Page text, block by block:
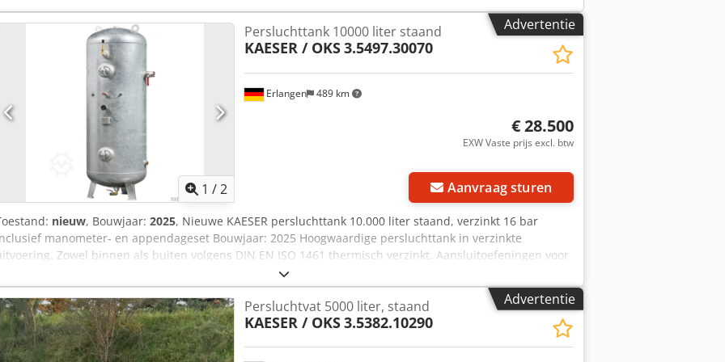
nieuwe machines leasen. Bezoek onze winkel. Wij hebben altijd een grote keuze aan nieuwe en gebruikte
Advertentie
Vraag meer foto's aan
1 /2
Erlangen 489 km
Persluchttank 10000 liter staand
KAESER / OKS3.5497.30070
€ 28.500
EXW Vaste prijs excl. btw
Aanvraag sturen
nieuw, Bouwjaar: 2025, Nieuwe KAESER persluchttank 10.000 liter staand, verzinkt 16 bar
manometer- en appendageset Bouwjaar: 2025 Hoogwaardige persluchttank in verzinkte
Zowel binnen als buiten volgens DIN EN ISO 1461 thermisch verzinkt. Aansluitoefeningen voor
conische schroefdraad. Cjdpfxskzizgs Af Hsha Technische gegevens: Inhoud: 10.000 liter Max. overdruk:
bar Diameter: 1600 mm Tankhoogte: 5415 mm Massa: 2550 kg Aansluiting persluchtinlaat: 2x DN 200
persluchtuitlaat: 2x DN 200 Aansluiting veiligheidsventiel: G 2" Aansluiting manometerset: G ½
condensaataflaat: G 1½ Tankkeuring: RL 2014/68/EU Onderhoudsopeningen volgens AD2000:
mangat Min. bedrijfstemperatuur: -10°C Max. bedrijfstemperatuur: +50°C Oppervlaktebehandeling:
Eenvoudige lease voor nieuwe machines mogelijk via onze huisbank. Bezoek onze winkel. Wij
Advertentie
Persluchtvat 5000 liter, staand
KAESER / OKS3.5382.10290